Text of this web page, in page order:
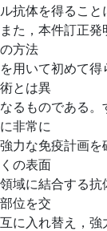
ル抗体を得ること
また，本件訂正
の方法
を用いて初めて
術とは異
なるものである。
に非常に
強力な免疫計画を
くの表面
領域に結合する
部位を交
互に入れ替え，強